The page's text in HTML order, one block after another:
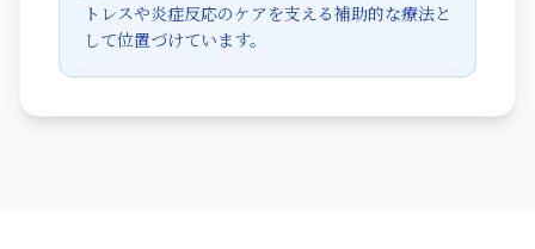
トレスや炎症反応のケアを支える補助的な療法と
して位置づけています。